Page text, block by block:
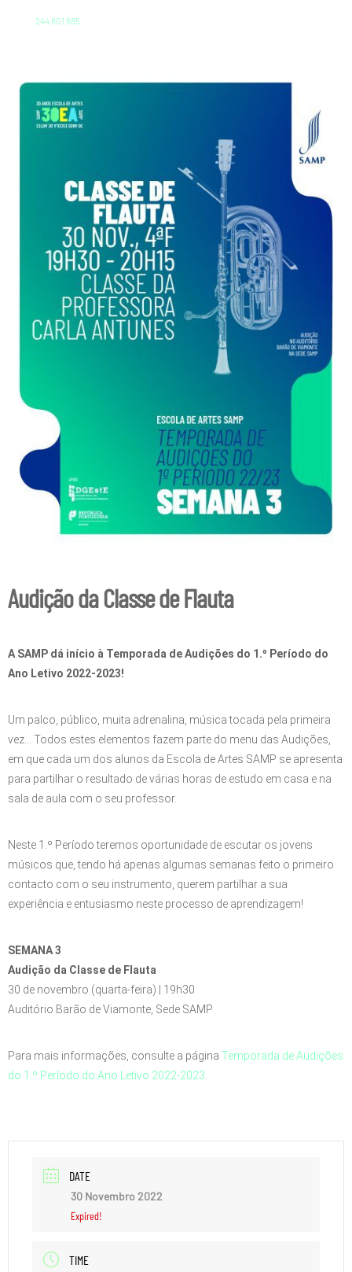
244 801 685
Audição da Classe de Flauta
A SAMP dá início à Temporada de Audições do 1.º Período do
Ano Letivo 2022-2023!
Um palco, público, muita adrenalina, música tocada pela primeira
vez… Todos estes elementos fazem parte do menu das Audições,
em que cada um dos alunos da Escola de Artes SAMP se apresenta
para partilhar o resultado de várias horas de estudo em casa e na
sala de aula com o seu professor.
Neste 1.º Período teremos oportunidade de escutar os jovens
músicos que, tendo há apenas algumas semanas feito o primeiro
contacto com o seu instrumento, querem partilhar a sua
experiência e entusiasmo neste processo de aprendizagem!
SEMANA 3
Audição da Classe de Flauta
30 de novembro (quarta-feira) | 19h30
Auditório Barão de Viamonte, Sede SAMP
Para mais informações, consulte a página Temporada de Audições
do 1.º Período do Ano Letivo 2022-2023
DATE
30 Novembro 2022
Expired!
TIME